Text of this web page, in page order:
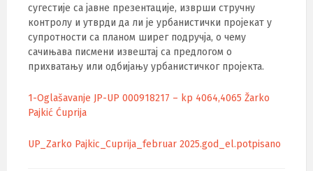
сугестије са јавне презентације, изврши стручну
контролу и утврди да ли је урбанистички пројекат у
супротности са планом ширег подручја, о чему
сачињава писмени извештај са предлогом о
прихватању или одбијању урбанистичког пројекта.
1-Oglašavanje JP-UP 000918217 – kp 4064,4065 Žarko
Pajkić Ćuprija
UP_Zarko Pajkic_Cuprija_februar 2025.god_el.potpisano